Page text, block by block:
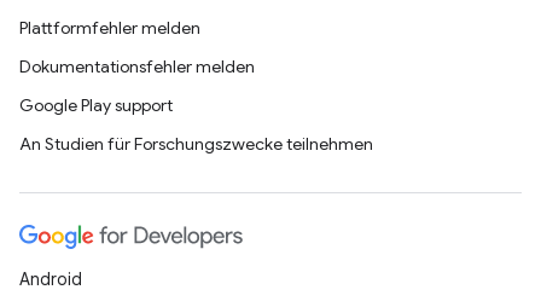
Plattformfehler melden
Dokumentationsfehler melden
Google Play support
An Studien für Forschungszwecke teilnehmen
Android